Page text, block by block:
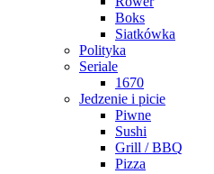
Boks
Siatkówka
Polityka
Seriale
1670
Jedzenie i picie
Piwne
Sushi
Grill / BBQ
Pizza